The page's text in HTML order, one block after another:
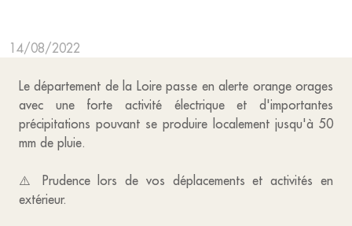
14/08/2022
Le département de la Loire passe en alerte orange orages
avec une forte activité électrique et d'importantes
précipitations pouvant se produire localement jusqu'à 50
mm de pluie.
⚠️ Prudence lors de vos déplacements et activités en
extérieur.